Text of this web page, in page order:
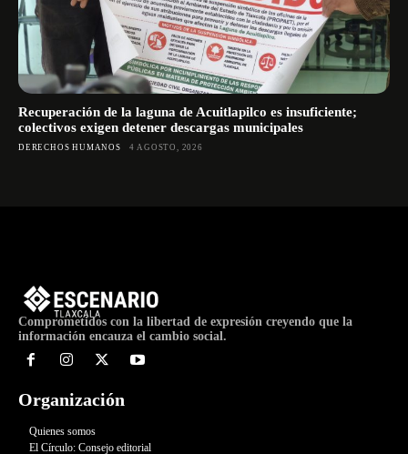
Recuperación de la laguna de Acuitlapilco es insuficiente;
colectivos exigen detener descargas municipales
DERECHOS HUMANOS 4 AGOSTO, 2026
Comprometidos con la libertad de expresión creyendo que la
información encauza el cambio social.
Organización
Quienes somos
El Círculo: Consejo editorial